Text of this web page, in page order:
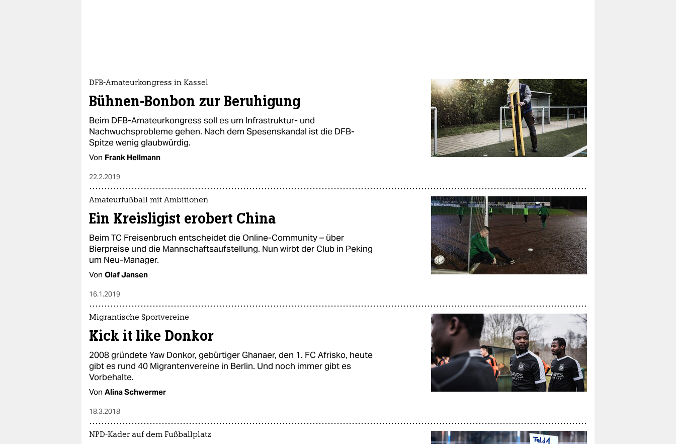
DFB-Amateurkongress in Kassel
Bühnen-Bonbon zur Beruhigung
Beim DFB-Amateurkongress soll es um Infrastruktur- und
Nachwuchsprobleme gehen. Nach dem Spesenskandal ist die DFB-
Spitze wenig glaubwürdig.
Von Frank Hellmann
22.2.2019
Amateurfußball mit Ambitionen
Ein Kreisligist erobert China
Beim TC Freisenbruch entscheidet die Online-Community – über
Bierpreise und die Mannschaftsaufstellung. Nun wirbt der Club in Peking
um Neu-Manager.
Von Olaf Jansen
16.1.2019
Migrantische Sportvereine
Kick it like Donkor
2008 gründete Yaw Donkor, gebürtiger Ghanaer, den 1. FC Afrisko, heute
gibt es rund 40 Migrantenvereine in Berlin. Und noch immer gibt es
Vorbehalte.
Von Alina Schwermer
18.3.2018
NPD-Kader auf dem Fußballplatz